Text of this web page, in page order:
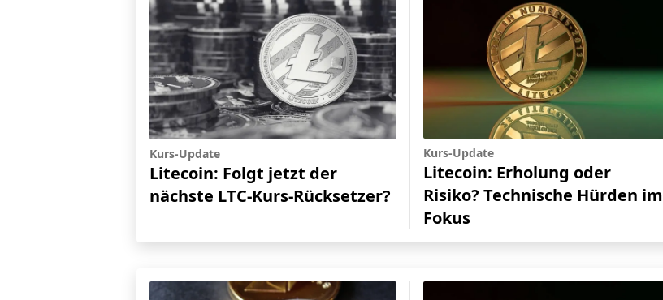
Kurs-Update
Litecoin: Folgt jetzt der
nächste LTC-Kurs-Rücksetzer?
Kurs-Update
Litecoin: Erholung oder
Risiko? Technische Hürden im
Fokus